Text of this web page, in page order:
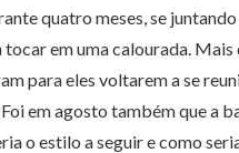
quatro meses, se juntando
tocar em uma calourada. Mais
para eles voltarem a se
em agosto também que a
o estilo a seguir e como